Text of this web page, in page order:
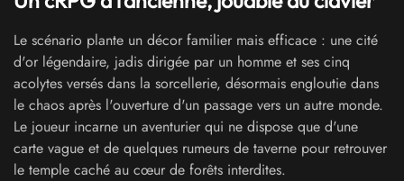
Le scénario plante un décor familier mais efficace : une cité
d'or légendaire, jadis dirigée par un homme et ses cinq
acolytes versés dans la sorcellerie, désormais engloutie dans
le chaos après l'ouverture d'un passage vers un autre monde.
Le joueur incarne un aventurier qui ne dispose que d'une
carte vague et de quelques rumeurs de taverne pour retrouver
le temple caché au cœur de forêts interdites.